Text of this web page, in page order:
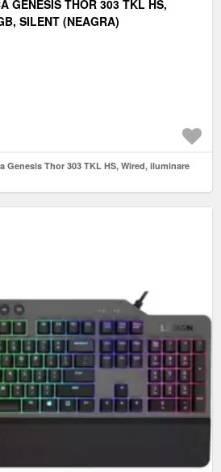
GENESIS THOR 303 TKL HS,
SILENT (NEAGRA)
Genesis Thor 303 TKL HS, Wired, iluminare